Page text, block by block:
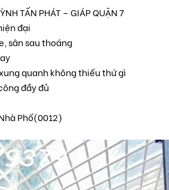
TẤN PHÁT – GIÁP QUẬN 7
đại
sân sau thoáng
quanh không thiếu thứ gì
đầy đủ
Phố(0012)